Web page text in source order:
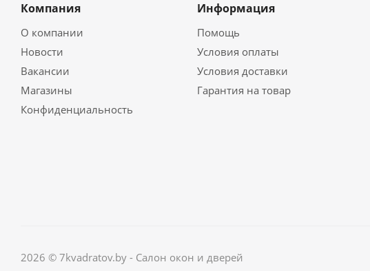
Компания
О компании
Новости
Вакансии
Магазины
Конфиденциальность
Информация
Помощь
Условия оплаты
Условия доставки
Гарантия на товар
2026 © 7kvadratov.by - Салон окон и дверей